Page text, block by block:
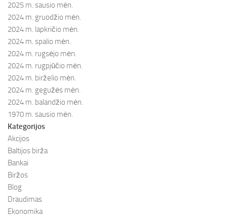
2025 m. sausio mėn.
2024 m. gruodžio mėn.
2024 m. lapkričio mėn.
2024 m. spalio mėn.
2024 m. rugsėjo mėn.
2024 m. rugpjūčio mėn.
2024 m. birželio mėn.
2024 m. gegužės mėn.
2024 m. balandžio mėn.
1970 m. sausio mėn.
Kategorijos
Akcijos
Baltijos birža
Bankai
Biržos
Blog
Draudimas
Ekonomika